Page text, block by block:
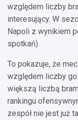
względem liczby
interesujący. W
Napoli z wynikiem
spotkań).
To pokazuje, że
względem liczby
większą liczbą
rankingu
zespół nie jest już